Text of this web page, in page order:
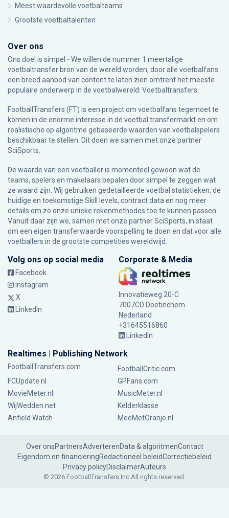
Meest waardevolle voetbalteams
Grootste voetbaltalenten
Over ons
Ons doel is simpel - We willen de nummer 1 meertalige
voetbaltransfer bron van de wereld worden, door alle voetbalfans
een breed aanbod van content te laten zien omtrent het meeste
populaire onderwerp in de voetbalwereld: Voetbaltransfers.
FootballTransfers (FT) is een project om voetbalfans tegemoet te
komen in de enorme interesse in de voetbal transfermarkt en om
realistische op algoritme gebaseerde waarden van voetbalspelers
beschikbaar te stellen. Dit doen we samen met onze partner
SciSports
De waarde van een voetballer is momenteel gewoon wat de
teams, spelers en makelaars bepalen door simpel te zeggen wat
ze waard zijn. Wij gebruiken gedetailleerde voetbal statistieken, de
huidige en toekomstige Skill levels, contract data en nog meer
details om zo onze unieke rekenmethodes toe te kunnen passen.
Vanuit daar zijn we, samen met onze partner SciSports, in staat
om een eigen transferwaarde voorspelling te doen en dat voor alle
voetballers in de grootste competities wereldwijd.
Volg ons op social media
Facebook
Instagram
X
LinkedIn
Corporate & Media
Innovatieweg 20-C
7007CD Doetinchem
Nederland
+31645516860
LinkedIn
Realtimes | Publishing Network
FootballTransfers.com
FootballCritic.com
FCUpdate.nl
GPFans.com
MovieMeter.nl
MusicMeter.nl
WijWedden.net
Kelderklasse
Anfield Watch
MeeMetOranje.nl
Over onsPartnersAdverterenData & algoritmenContact
Eigendom en financieringRedactioneel beleidCorrectiebeleid
Privacy policyDisclaimerAuteurs
© 2026 FootballTransfers Inc.All rights reserved.